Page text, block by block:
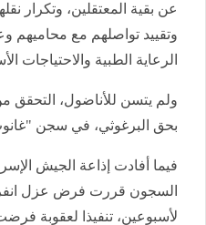
عن بقية المعتقلين، وتكرار
وتقييد تواصلهم مع محاميهم
الرعاية الطبية والاحتياجات
ولم يتسن للأناضول، التحقق
بحق البرغوثي، في سجن
فيما أفادت إذاعة الجيش
السجون قررت فرض عزل
لأسبوعين، تنفيذا لعقوبة